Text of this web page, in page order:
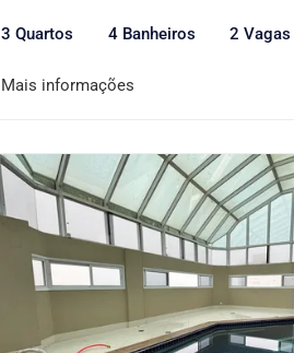
3 Quartos 4 Banheiros 2 Vagas
Mais informações